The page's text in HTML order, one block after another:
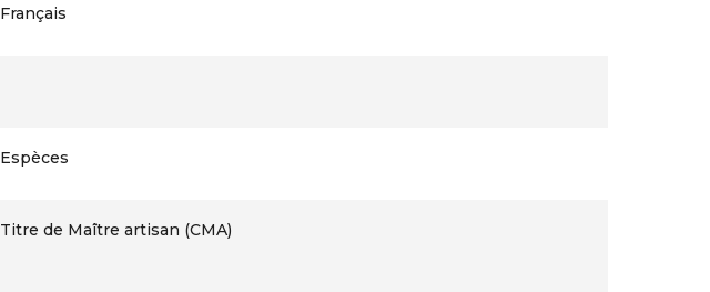
Français
Espèces
Titre de Maître artisan (CMA)